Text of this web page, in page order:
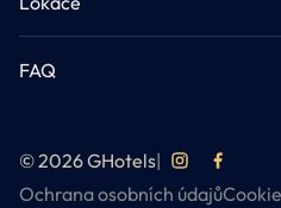
FAQ
© 2026 GHotels|
Ochrana osobních údajů